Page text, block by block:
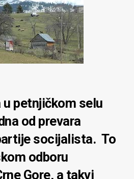
u petnjičkom selu
od prevara
socijalista. To
odboru
Gore, a takvi